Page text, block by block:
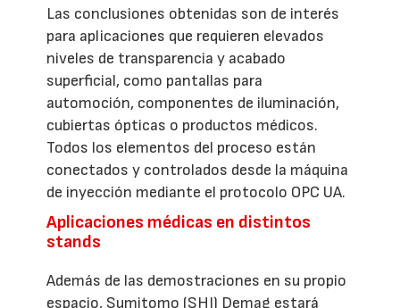
Las conclusiones obtenidas son de interés
para aplicaciones que requieren elevados
niveles de transparencia y acabado
superficial, como pantallas para
automoción, componentes de iluminación,
cubiertas ópticas o productos médicos.
Todos los elementos del proceso están
conectados y controlados desde la máquina
de inyección mediante el protocolo OPC UA.
Aplicaciones médicas en distintos
stands
Además de las demostraciones en su propio
espacio, Sumitomo (SHI) Demag estará